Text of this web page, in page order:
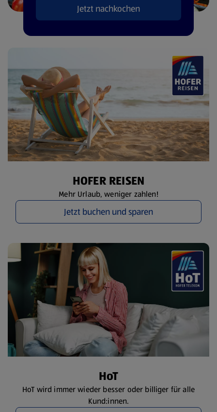
Jetzt nachkochen
HOFER REISEN
Mehr Urlaub, weniger zahlen!
Jetzt buchen und sparen
HoT
HoT wird immer wieder besser oder billiger für alle
Kund:innen.